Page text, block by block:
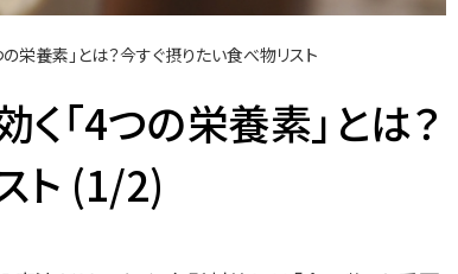
栄養素」とは？今すぐ摂りたい食べ物リスト
「4つの栄養素」とは？
ト (1/2)